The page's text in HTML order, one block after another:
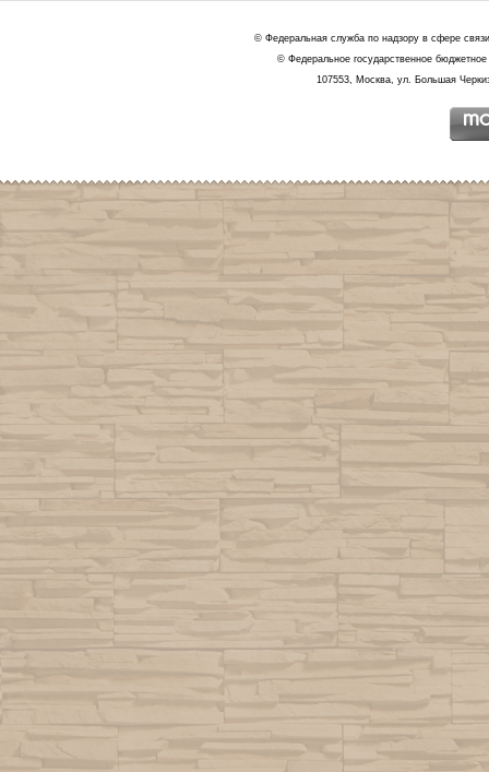
© Федеральная служба по надзору в сфере
© Федеральное государственное
107553, Москва, ул. Большая